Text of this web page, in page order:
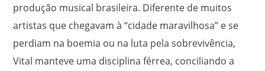
produção musical brasileira. Diferente de muitos
artistas que chegavam à “cidade maravilhosa” e se
perdiam na boemia ou na luta pela sobrevivência,
Vital manteve uma disciplina férrea, conciliando a